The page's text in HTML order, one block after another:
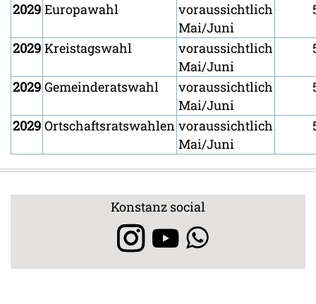
2029 Europawahl
voraussichtlich
Mai/Juni
2029 Kreistagswahl
voraussichtlich
Mai/Juni
2029 Gemeinderatswahl
voraussichtlich
Mai/Juni
2029 Ortschaftsratswahlen voraussichtlich
Mai/Juni
Konstanz social